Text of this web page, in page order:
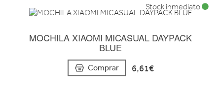
MOCHILA XIAOMI MICASUAL DAYPACK
BLUE
Comprar 6,61€
Stock inmediato